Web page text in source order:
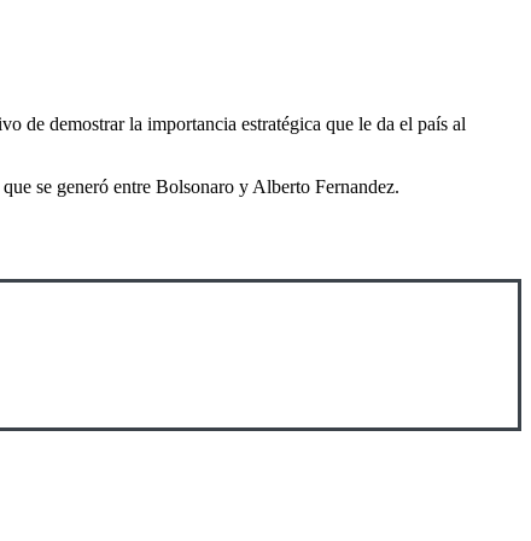
de demostrar la importancia estratégica que le da el país al
se generó entre Bolsonaro y Alberto Fernandez.